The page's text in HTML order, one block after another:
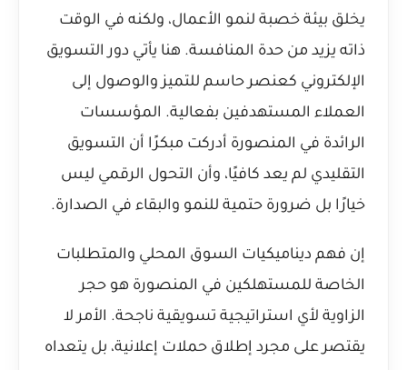
يخلق بيئة خصبة لنمو الأعمال، ولكنه في الوقت
ذاته يزيد من حدة المنافسة. هنا يأتي دور التسويق
الإلكتروني كعنصر حاسم للتميز والوصول إلى
العملاء المستهدفين بفعالية. المؤسسات
الرائدة في المنصورة أدركت مبكرًا أن التسويق
التقليدي لم يعد كافيًا، وأن التحول الرقمي ليس
خيارًا بل ضرورة حتمية للنمو والبقاء في الصدارة.
إن فهم ديناميكيات السوق المحلي والمتطلبات
الخاصة للمستهلكين في المنصورة هو حجر
الزاوية لأي استراتيجية تسويقية ناجحة. الأمر لا
يقتصر على مجرد إطلاق حملات إعلانية، بل يتعداه